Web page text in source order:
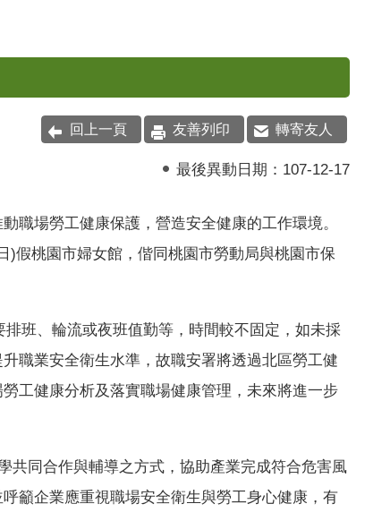
回上一頁 友善列印 轉寄友人
最後異動日期： 107-12-17
職場勞工健康保護，營造安全健康的工作環境。
日 )假桃園市婦女館，偕同桃園市勞動局與桃園市保
班、輪流或夜班值勤等，時間較不固定，如未採
職業安全衛生水準，故職安署將透過北區勞工健
工健康分析及落實職場健康管理，未來將進一步
共同合作與輔導之方式，協助產業完成符合危害風
籲企業應重視職場安全衛生與勞工身心健康，有